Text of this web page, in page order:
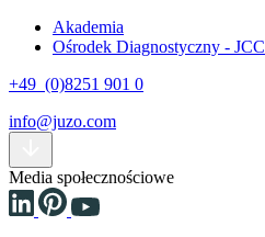
Akademia
Ośrodek Diagnostyczny - JCC
+49 (0)8251 901 0
info@juzo.com
Media społecznościowe